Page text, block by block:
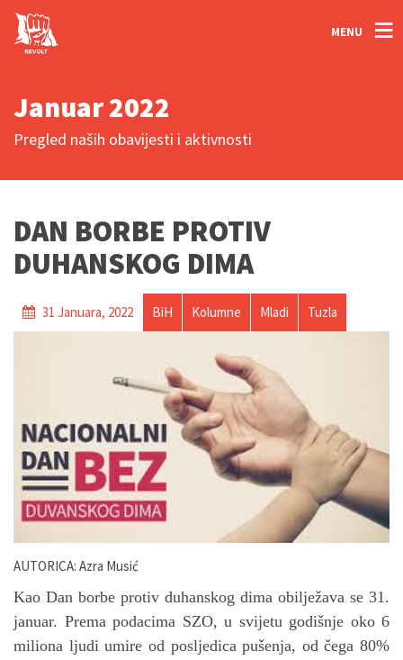
MENU
Januar 2022
Pregled naših obavijesti i aktivnosti
DAN BORBE PROTIV
DUHANSKOG DIMA
31 Januara, 2022 BiH Kolumne Mladi Tuzla
AUTORICA: Azra Musić
Kao Dan borbe protiv duhanskog dima obilježava se 31.
januar. Prema podacima SZO, u svijetu godišnje oko 6
miliona ljudi umire od posljedica pušenja, od čega 80%